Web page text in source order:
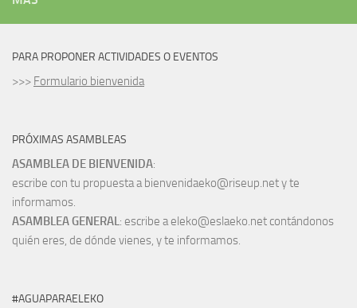
PARA PROPONER ACTIVIDADES O EVENTOS
>>> Formulario bienvenida
PRÓXIMAS ASAMBLEAS
ASAMBLEA DE BIENVENIDA:
escribe con tu propuesta a bienvenidaeko@riseup.net y te
informamos.
ASAMBLEA GENERAL: escribe a eleko@eslaeko.net contándonos
quién eres, de dónde vienes, y te informamos.
#AGUAPARAELEKO